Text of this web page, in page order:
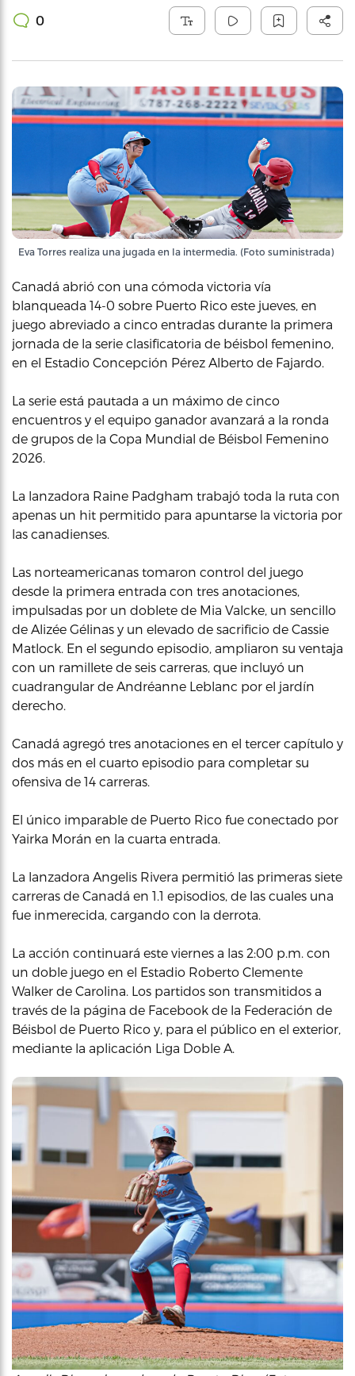
0
Eva Torres realiza una jugada en la intermedia. (Foto suministrada)
Canadá abrió con una cómoda victoria vía
blanqueada 14-0 sobre Puerto Rico este jueves, en
juego abreviado a cinco entradas durante la primera
jornada de la serie clasificatoria de béisbol femenino,
en el Estadio Concepción Pérez Alberto de Fajardo.
La serie está pautada a un máximo de cinco
encuentros y el equipo ganador avanzará a la ronda
de grupos de la Copa Mundial de Béisbol Femenino
2026.
La lanzadora Raine Padgham trabajó toda la ruta con
apenas un hit permitido para apuntarse la victoria por
las canadienses.
Las norteamericanas tomaron control del juego
desde la primera entrada con tres anotaciones,
impulsadas por un doblete de Mia Valcke, un sencillo
de Alizée Gélinas y un elevado de sacrificio de Cassie
Matlock. En el segundo episodio, ampliaron su ventaja
con un ramillete de seis carreras, que incluyó un
cuadrangular de Andréanne Leblanc por el jardín
derecho.
Canadá agregó tres anotaciones en el tercer capítulo y
dos más en el cuarto episodio para completar su
ofensiva de 14 carreras.
El único imparable de Puerto Rico fue conectado por
Yairka Morán en la cuarta entrada.
La lanzadora Angelis Rivera permitió las primeras siete
carreras de Canadá en 1.1 episodios, de las cuales una
fue inmerecida, cargando con la derrota.
La acción continuará este viernes a las 2:00 p.m. con
un doble juego en el Estadio Roberto Clemente
Walker de Carolina. Los partidos son transmitidos a
través de la página de Facebook de la Federación de
Béisbol de Puerto Rico y, para el público en el exterior,
mediante la aplicación Liga Doble A.